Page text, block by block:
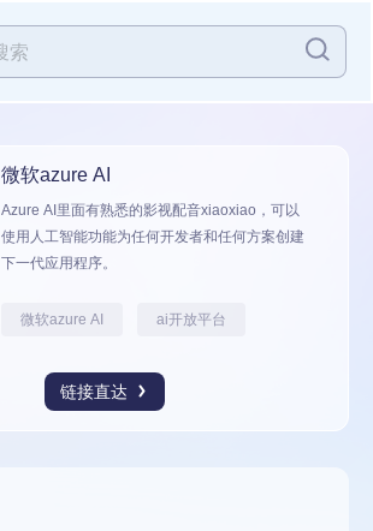
微软azure AI
Azure AI里面有熟悉的影视配音xiaoxiao，可以
使用人工智能功能为任何开发者和任何方案创建
下一代应用程序。
微软azure AI ai开放平台
链接直达